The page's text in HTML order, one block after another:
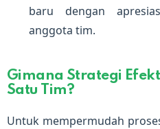
baru dengan
anggota tim.
Gimana Strategi
Satu Tim?
Untuk mempermudah